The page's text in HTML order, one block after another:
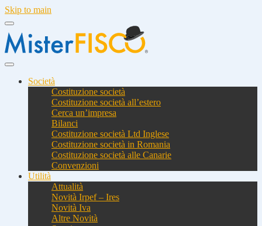
Skip to main
Società
Costituzione società
Costituzione società all’estero
Cerca un’impresa
Bilanci
Costituzione società Ltd Inglese
Costituzione società in Romania
Costituzione società alle Canarie
Convenzioni
Utilità
Attualità
Novità Irpef – Ires
Novità Iva
Altre Novità